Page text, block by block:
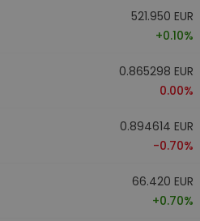
521.950 EUR
+0.10%
0.865298 EUR
0.00%
0.894614 EUR
-0.70%
66.420 EUR
+0.70%